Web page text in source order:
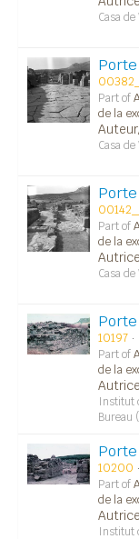
Casa
Part of
de la
Casa
Part of
de la
Casa
10197
Part of
de la
Institut
Bureau
10200
Part of
de la
Institut